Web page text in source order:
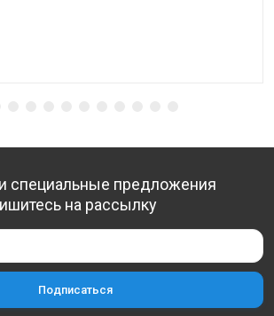
специальные предложения
на рассылку